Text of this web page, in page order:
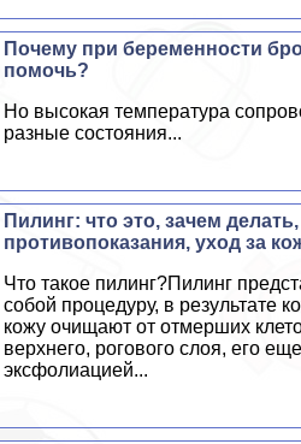
Почему при беременности
помочь?
Но высокая температура
разные состояния...
Пилинг: что это, зачем
противопоказания, уход за
Что такое пилинг?Пилинг
собой процедуру, в результате
кожу очищают от отмерших
верхнего, рогового слоя, его
эксфолиацией...